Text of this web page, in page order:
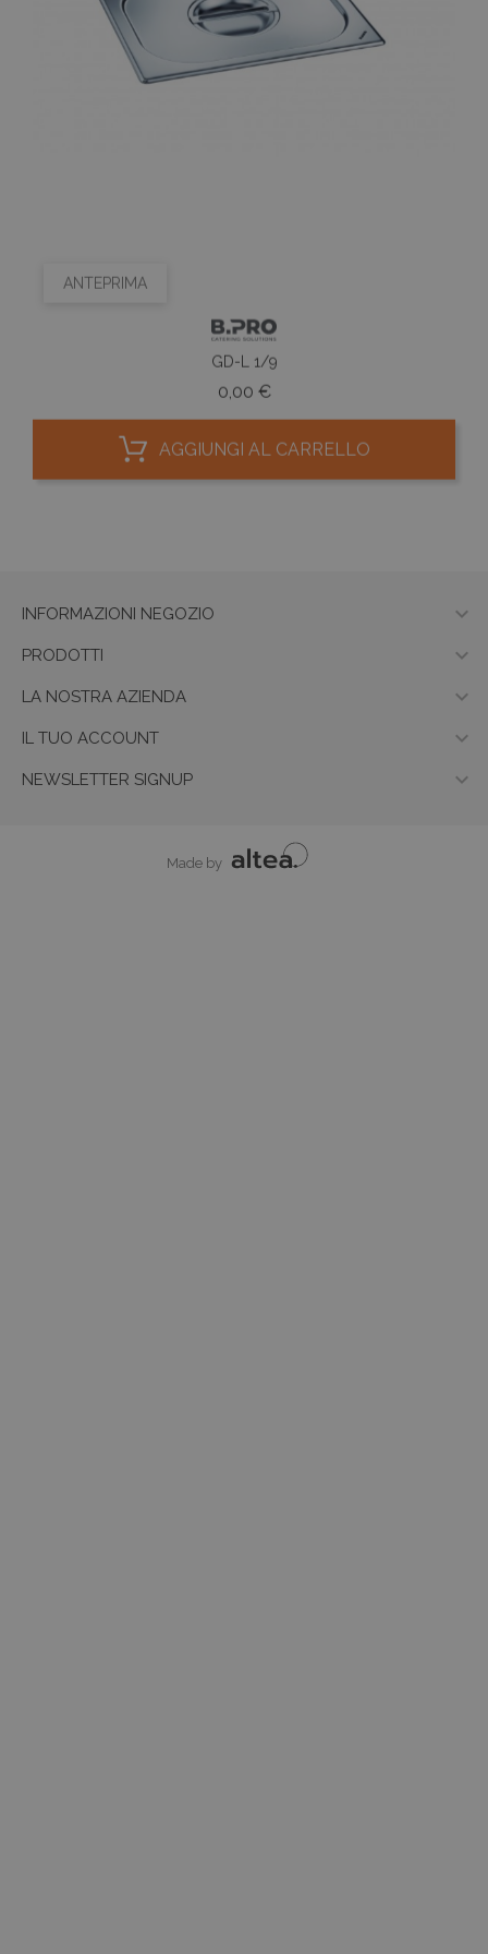
ANTEPRIMA
GD-L 1/9
0,00 €Prezzo
AGGIUNGI AL CARRELLO
INFORMAZIONI NEGOZIO 
PRODOTTI 
LA NOSTRA AZIENDA 
IL TUO ACCOUNT 
NEWSLETTER SIGNUP 
Made by